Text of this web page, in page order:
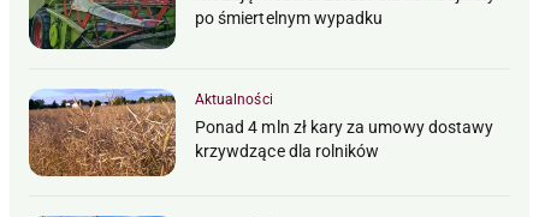
po śmiertelnym wypadku
Aktualności
Ponad 4 mln zł kary za umowy dostawy
krzywdzące dla rolników